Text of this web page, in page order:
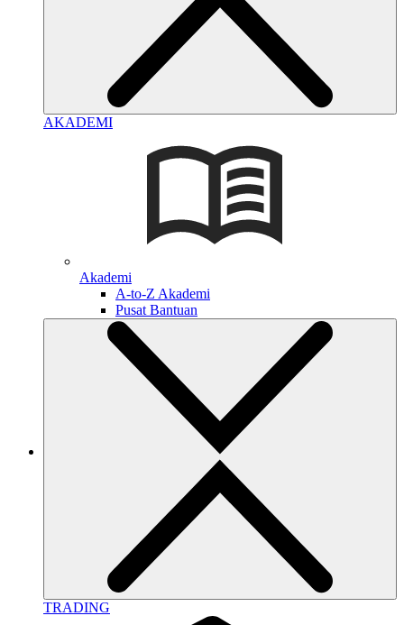
AKADEMI
Akademi
A-to-Z Akademi
Pusat Bantuan
TRADING